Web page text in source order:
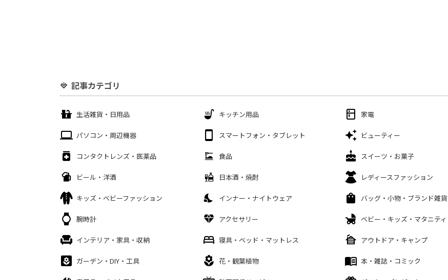
記事カテゴリ
生活雑貨・日用品 キッチン用品 家電
パソコン・周辺機器 スマートフォン・タブレット ビューティー
コンタクトレンズ・医薬品 食品 スイーツ・お菓子
ビール・洋酒 日本酒・焼酎 レディースファッション
キッズ・ベビーファッション インナー・ナイトウェア バッグ・小物・ブランド雑貨
腕時計 アクセサリー ベビー・キッズ・マタニティ
インテリア・家具・収納 寝具・ベッド・マットレス アウトドア・キャンプ
ガーデン・DIY・工具 花・観葉植物 本・雑誌・コミック